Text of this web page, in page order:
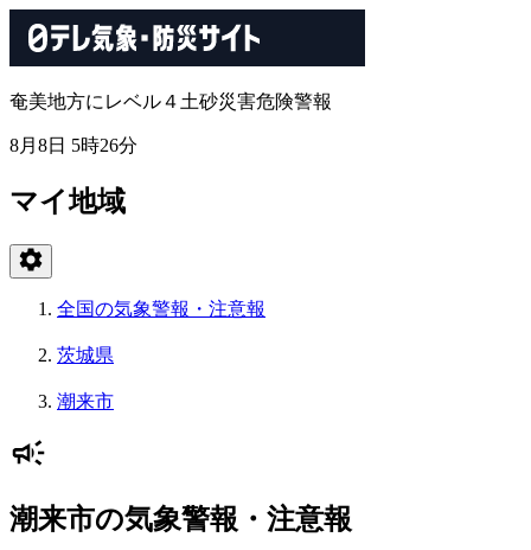
奄美地方にレベル４土砂災害危険警報
8月8日 5時26分
マイ地域
全国の気象警報・注意報
茨城県
潮来市
潮来市の気象警報・注意報